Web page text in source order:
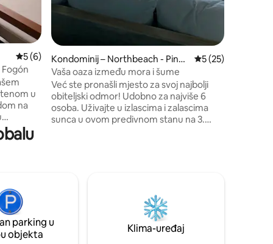
Prosječna ocjena: 5/5, recenzija: 6
5 (6)
u
na
s
sunca –
–
Kondominij – Northbeach - Pina
mar
Prosječna ocjena:
5 (25)
Vaša oaza između mora i šume
Već ste pronašli mjesto za svoj najbolji
obiteljski odmor! Udobno za najviše 6
osoba. Uživajte u izlascima i zalascima
sunca u ovom predivnom stanu na 3.
Northbeach uključuje: – 2 bazena ljeti -
usluga na plaži - grijani bazen - teretana i
sportski tereni - golf
parking u
objekta
Klima-uređaj